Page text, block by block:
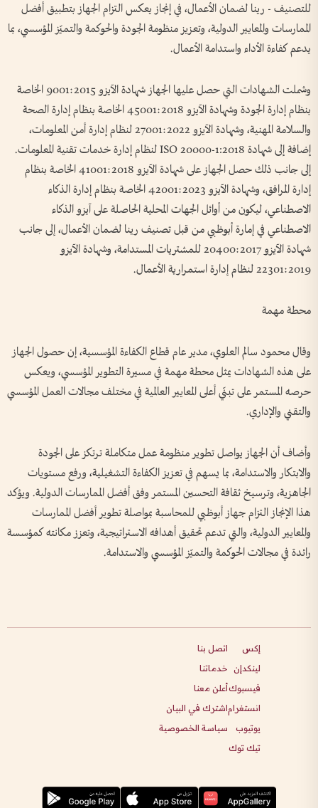
للتصنيف - رينا لضمان الأعمال، في إنجاز يعكس التزام الجهاز بتطبيق أفضل
الممارسات والمعايير الدولية، وتعزيز منظومة الجودة والحوكمة والتميّز المؤسسي، بما
يدعم كفاءة الأداء واستدامة الأعمال.
وشملت الشهادات التي حصل عليها الجهاز شهادة الآيزو 9001:2015 الخاصة
بنظام إدارة الجودة وشهادة الآيزو 45001:2018 الخاصة بنظام إدارة الصحة
والسلامة المهنية، وشهادة الآيزو 27001:2022 لنظام إدارة أمن المعلومات،
إضافة إلى شهادة ISO 20000-1:2018 لنظام إدارة خدمات تقنية المعلومات.
إلى جانب ذلك حصل الجهاز على شهادة الآيزو 41001:2018 الخاصة بنظام
إدارة المرافق، وشهادة الآيزو 42001:2023 الخاصة بنظام إدارة الذكاء
الاصطناعي، ليكون من أوائل الجهات المحلية الحاصلة على آيزو الذكاء
الاصطناعي في إمارة أبوظبي من قبل تصنيف رينا لضمان الأعمال، إلى جانب
شهادة الآيزو 20400:2017 للمشتريات المستدامة، وشهادة الآيزو
22301:2019 لنظام إدارة استمرارية الأعمال.
محطة مهمة
وقال محمود سالم العلوي، مدير عام قطاع الكفاءة المؤسسية، إن حصول الجهاز
على هذه الشهادات يمثل محطة مهمة في مسيرة التطوير المؤسسي، ويعكس
حرصه المستمر على تبنّي أعلى المعايير العالمية في مختلف مجالات العمل المؤسسي
والتقني والإداري.
وأضاف أن الجهاز يواصل تطوير منظومة عمل متكاملة ترتكز على الجودة
والابتكار والاستدامة، بما يسهم في تعزيز الكفاءة التشغيلية، ورفع مستويات
الجاهزية، وترسيخ ثقافة التحسين المستمر وفق أفضل الممارسات الدولية. ويؤكد
هذا الإنجاز التزام جهاز أبوظبي للمحاسبة بمواصلة تطوير أفضل الممارسات
والمعايير الدولية، والتي تدعم تحقيق أهدافه الاستراتيجية، وتعزز مكانته كمؤسسة
رائدة في مجالات الحوكمة والتميّز المؤسسي والاستدامة.
إكس
لينكدإن
فيسبوك
انستغرام
يوتيوب
تيك توك
اتصل بنا
خدماتنا
أعلن معنا
اشترك في البيان
سياسة الخصوصية